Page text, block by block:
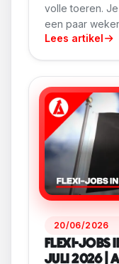
volle toeren.
een paar
Lees artikel
20/06/2026
FLEXI-JOBS
JULI 2026 |